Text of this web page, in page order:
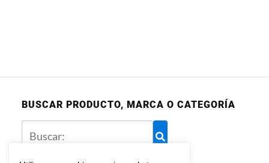
BUSCAR PRODUCTO, MARCA O CATEGORÍA